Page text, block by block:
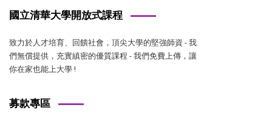
國立清華大學開放式課程
致力於人才培育、回饋社會，頂尖大學的堅強師資 - 我
們無償提供，充實縝密的優質課程 - 我們免費上傳，讓
你在家也能上大學 !
募款專區